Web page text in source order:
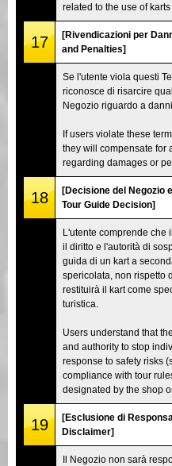
related to the use of
17
[Rivendicazioni per
and Penalties]
Se l'utente viola questi
riconosce di risarcire
Negozio riguardo a
If users violate these
they will compensate for
regarding damages or
18
[Decisione del Negozio
Tour Guide Decision]
L'utente comprende che
il diritto e l'autorità di
guida di un kart a
spericolata, non rispetto
restituirà il kart come
turistica.
Users understand that
and authority to stop
response to safety risks
compliance with tour
designated by the shop
19
[Esclusione di
Disclaimer]
Il Negozio non sarà